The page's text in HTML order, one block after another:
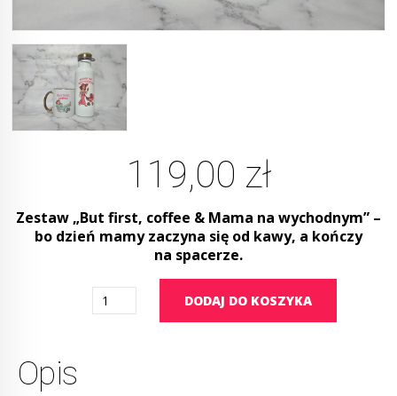
119,00 zł
Zestaw „But first, coffee & Mama na wychodnym” –
bo dzień mamy zaczyna się od kawy, a kończy
na spacerze.
Quantity DODAJ DO KOSZYKA
Opis